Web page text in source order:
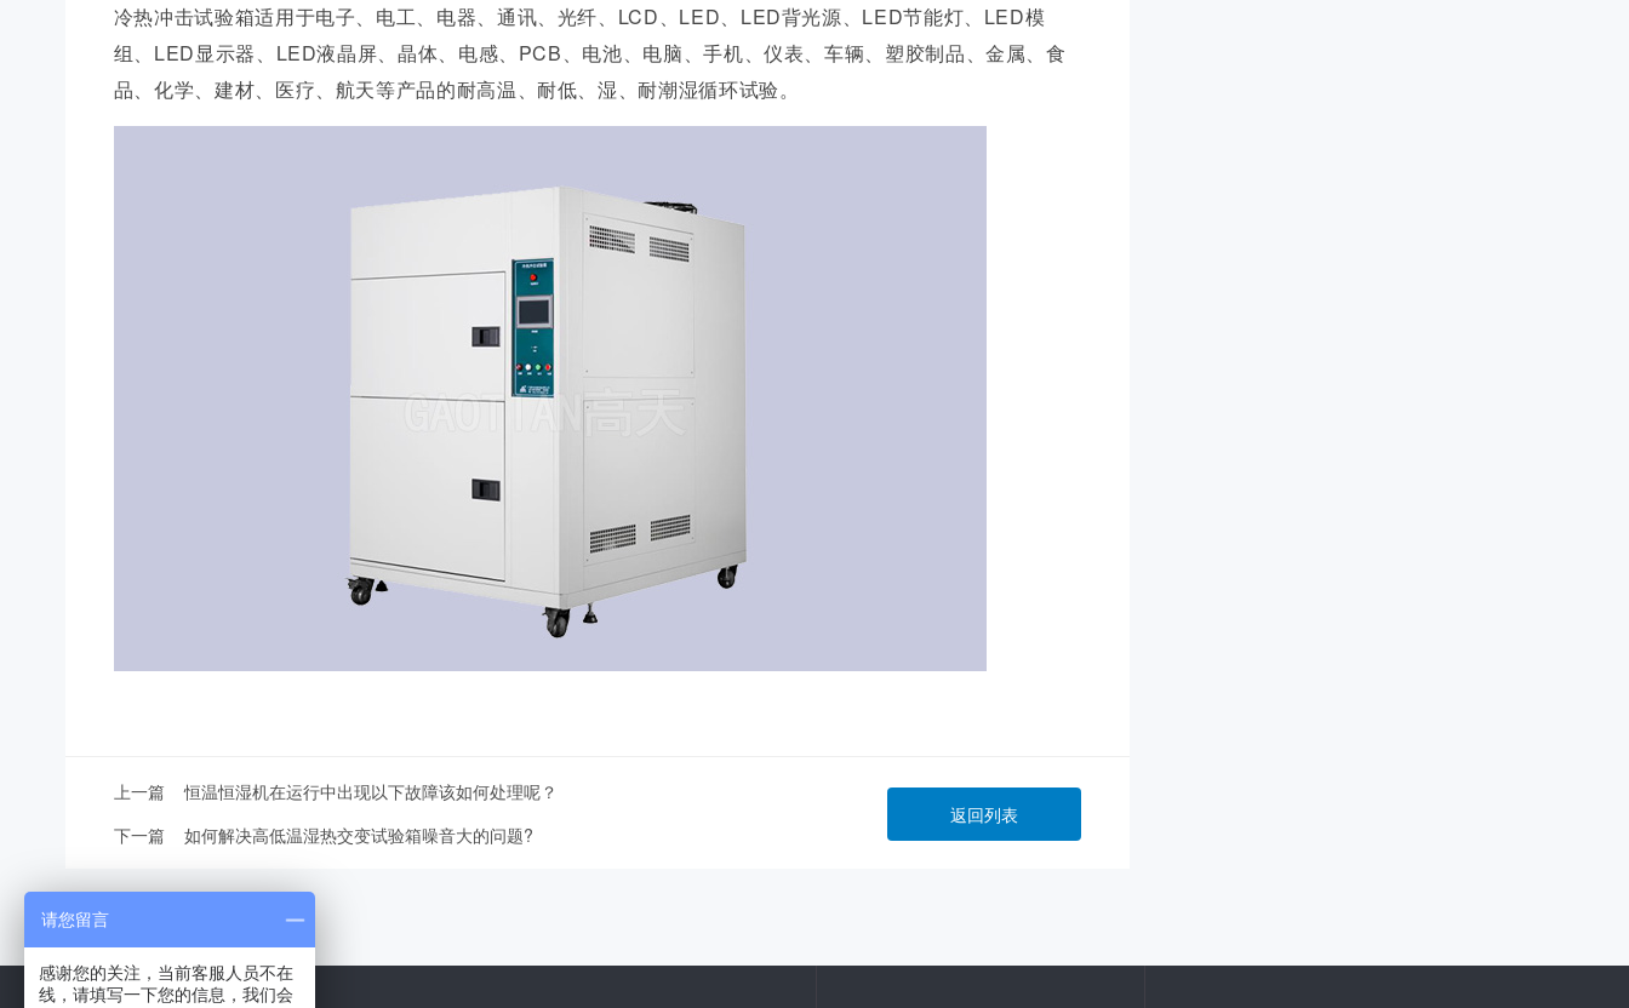
冷热冲击试验箱适用于电子、电工、电器、通讯、光纤、LCD、LED、LED背光源、LED节能灯、LED模
组、LED显示器、LED液晶屏、晶体、电感、PCB、电池、电脑、手机、仪表、车辆、塑胶制品、金属、食
品、化学、建材、医疗、航天等产品的耐高温、耐低、湿、耐潮湿循环试验。
返回列表
上一篇恒温恒湿机在运行中出现以下故障该如何处理呢？
下一篇 如何解决高低温湿热交变试验箱噪音大的问题?
请您留言
感谢您的关注，当前客服人员不在
线，请填写一下您的信息，我们会